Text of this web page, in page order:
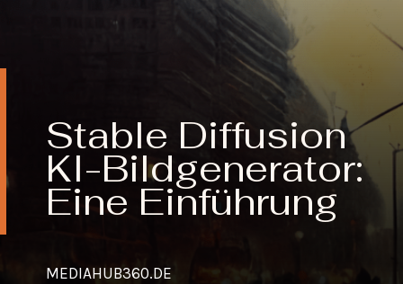
Stable Diffusion
KI-Bildgenerator:
Eine Einführung
MEDIAHUB360.DE